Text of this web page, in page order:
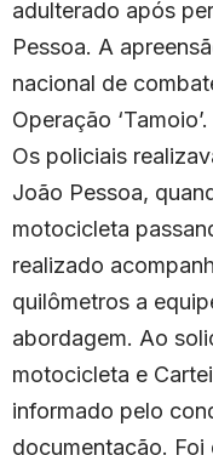
adulterado após
Pessoa. A
nacional de
Operação ‘Tamoio’.
Os policiais
João Pessoa,
motocicleta
realizado
quilômetros a
abordagem. Ao
motocicleta e
informado pelo
documentação.